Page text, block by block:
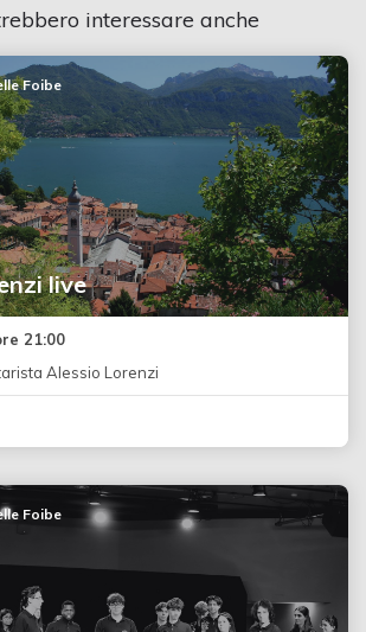
interessare anche
live
Foibe
21:00
Alessio Lorenzi
Foibe